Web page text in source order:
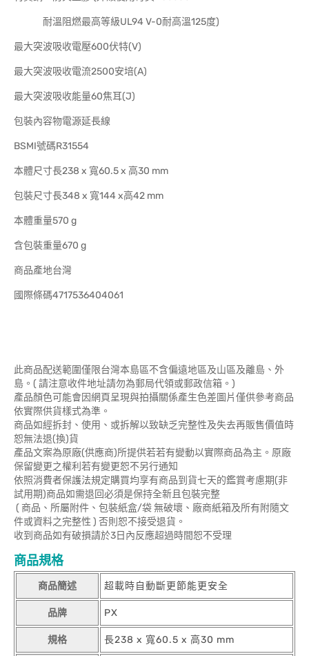
耐溫阻燃最高等級UL94 V-0耐高溫125度)
最大突波吸收電壓600伏特(V)
最大突波吸收電流2500安培(A)
最大突波吸收能量60焦耳(J)
包裝內容物電源延長線
BSMI號碼R31554
本體尺寸長238 x 寬60.5 x 高30 mm
包裝尺寸長348 x 寬144 x高42 mm
本體重量570 g
含包裝重量670 g
商品產地台灣
國際條碼4717536404061
此商品配送範圍僅限台灣本島區不含偏遠地區及山區及離島、外
島。( 請注意收件地址請勿為郵局代領或郵政信箱。)
產品顏色可能會因網頁呈現與拍攝關係產生色差圖片僅供參考商品
依實際供貨樣式為準。
商品如經拆封、使用、或拆解以致缺乏完整性及失去再販售價值時
恕無法退(換)貨
產品文案為原廠(供應商)所提供若若有變動以實際商品為主。原廠
保留變更之權利若有變更恕不另行通知
依照消費者保護法規定購買均享有商品到貨七天的鑑賞考慮期(非
試用期)商品如需退回必須是保持全新且包裝完整
( 商品、所屬附件、包裝紙盒/袋 無破壞、廠商紙箱及所有附隨文
件或資料之完整性 ) 否則恕不接受退貨。
收到商品如有破損請於3日內反應超過時間恕不受理
商品規格
商品簡述 超載時自動斷更節能更安全
品牌 PX
規格 長238 x 寬60.5 x 高30 mm